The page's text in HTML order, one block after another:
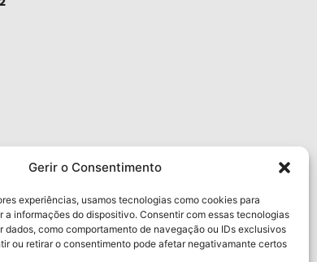
Gerir o Consentimento
experiências, usamos tecnologias como cookies para
a informações do dispositivo. Consentir com essas tecnologias
dados, como comportamento de navegação ou IDs exclusivos
ou retirar o consentimento pode afetar negativamante certos